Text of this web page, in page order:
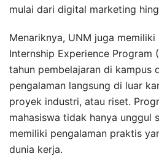
mulai dari digital marketing
Menariknya, UNM juga
Internship Experience Program
tahun pembelajaran di kampus
pengalaman langsung di luar
proyek industri, atau riset.
mahasiswa tidak hanya unggul
memiliki pengalaman praktis
dunia kerja.